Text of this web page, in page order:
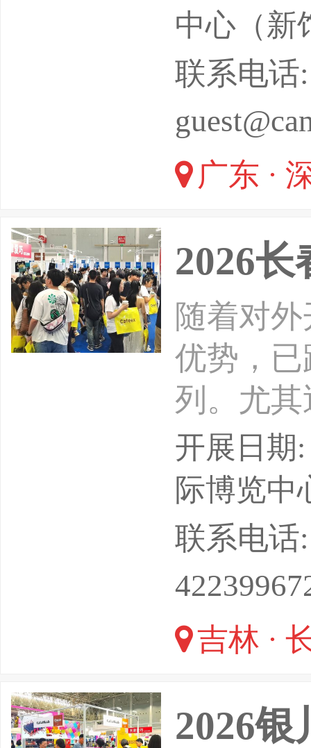
显示技
光音响
域，为
+趋势交
应用场
中心（新
联系电话
广东 ·
2026
随着对
优势，
列。尤
施，长
正发挥
办以来
届。历
的专业
其社会
开展日期
际博览中
联系电话
吉林 ·
2026